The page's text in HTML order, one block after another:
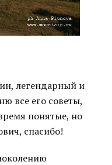
легендарный и
все его советы,
понятые, но
спасибо!